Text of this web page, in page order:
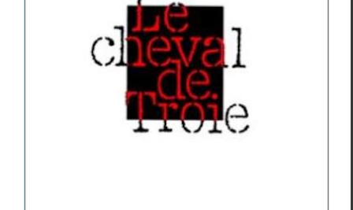
Paul Nizan :le cheval de Troie
Essais & Chroniques Paul Nizan